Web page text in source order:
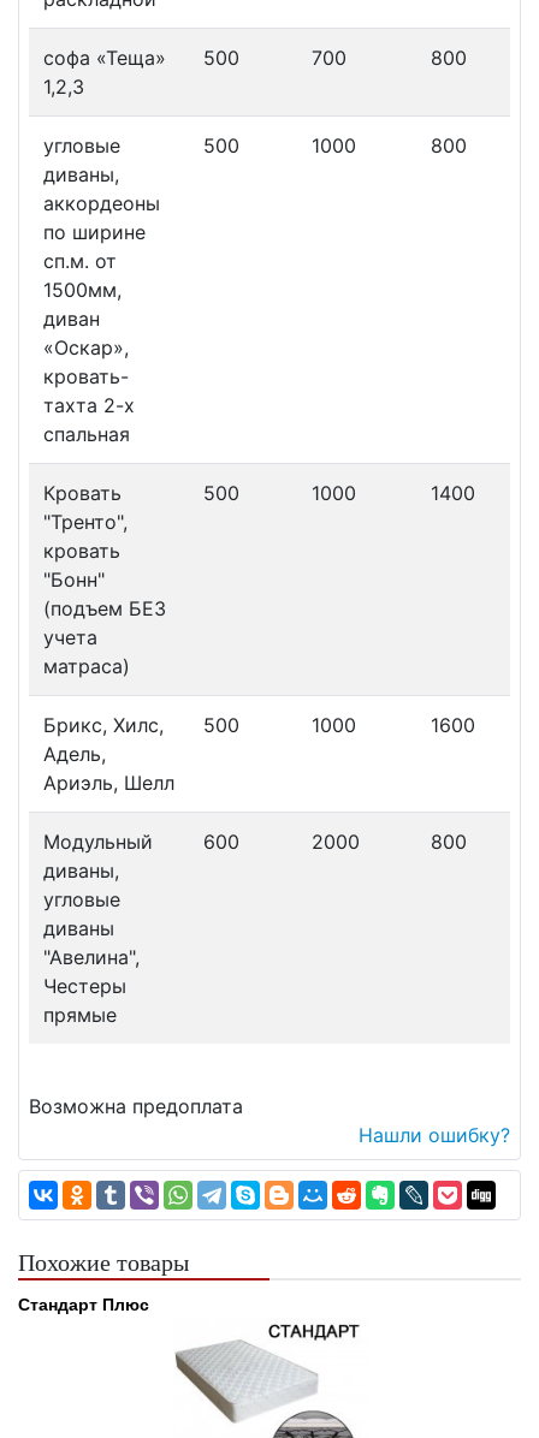
софа «Теща»
1,2,3
500 700 800
угловые
диваны,
аккордеоны
по ширине
сп.м. от
1500мм,
диван
«Оскар»,
кровать-
тахта 2-х
спальная
500 1000 800
Кровать
"Тренто",
кровать
"Бонн"
(подъем БЕЗ
учета
матраса)
500 1000 1400
Брикс, Хилс,
Адель,
Ариэль, Шелл
500 1000 1600
Модульный
диваны,
угловые
диваны
"Авелина",
Честеры
прямые
600 2000 800
Возможна предоплата
Нашли ошибку?
Похожие товары
Стандарт Плюс